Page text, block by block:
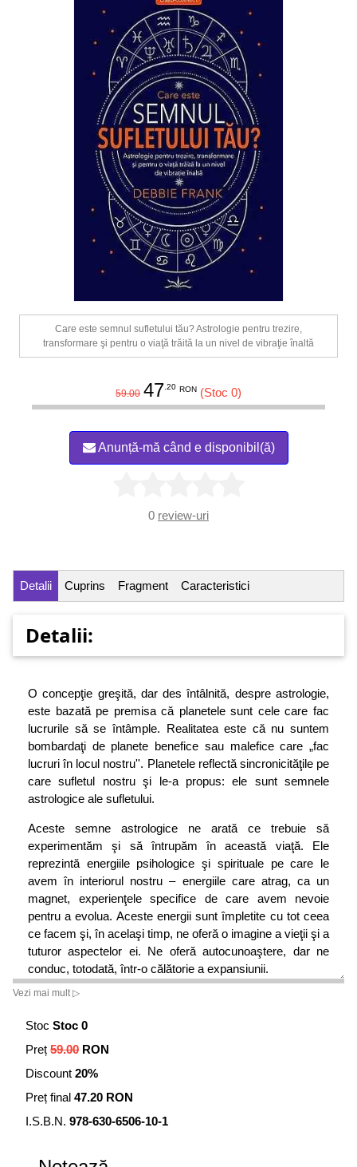
Care este semnul sufletului tău? Astrologie pentru trezire,
transformare şi pentru o viaţă trăită la un nivel de vibraţie înaltă
59.00 47.20 RON (Stoc 0)
Anunță-mă când e disponibil(ă)
0 review-uri
Detalii Cuprins Fragment Caracteristici
Detalii:
O concepţie greşită, dar des întâlnită, despre astrologie,
este bazată pe premisa că planetele sunt cele care fac
lucrurile să se întâmple. Realitatea este că nu suntem
bombardaţi de planete benefice sau malefice care „fac
lucruri în locul nostru''. Planetele reflectă sincronicităţile pe
care sufletul nostru şi le-a propus: ele sunt semnele
astrologice ale sufletului.
Aceste semne astrologice ne arată ce trebuie să
experimentăm şi să întrupăm în această viaţă. Ele
reprezintă energiile psihologice şi spirituale pe care le
avem în interiorul nostru – energiile care atrag, ca un
magnet, experienţele specifice de care avem nevoie
pentru a evolua. Aceste energii sunt împletite cu tot ceea
ce facem şi, în acelaşi timp, ne oferă o imagine a vieţii şi a
tuturor aspectelor ei. Ne oferă autocunoaştere, dar ne
conduc, totodată, într-o călătorie a expansiunii.
În această carte vom explora aceste semne astrologice
astrală – poziţia planetelor şi cum interacţionează ele
unele cu altele pentru a-i oferi sufletului nostru noi
oportunităţi de dezvoltare.
Vezi mai mult ▷
Stoc Stoc 0
Preț 59.00 RON
Discount 20%
Preț final 47.20 RON
I.S.B.N. 978-630-6506-10-1